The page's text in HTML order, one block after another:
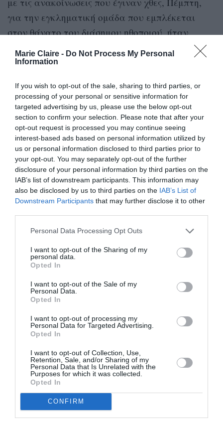
Marie Claire - Do Not Process My Personal
Information
If you wish to opt-out of the sale, sharing to third parties, or
processing of your personal or sensitive information for
targeted advertising by us, please use the below opt-out
section to confirm your selection. Please note that after your
opt-out request is processed you may continue seeing
interest-based ads based on personal information utilized by
us or personal information disclosed to third parties prior to
your opt-out. You may separately opt-out of the further
disclosure of your personal information by third parties on the
IAB’s list of downstream participants. This information may
also be disclosed by us to third parties on the IAB’s List of
Downstream Participants that may further disclose it to other
Personal Data Processing Opt Outs
I want to opt-out of the Sharing of my
personal data.
Opted In
I want to opt-out of the Sale of my
Personal Data.
Opted In
I want to opt-out of processing my
Personal Data for Targeted Advertising.
Opted In
I want to opt-out of Collection, Use,
Retention, Sale, and/or Sharing of my
Personal Data that Is Unrelated with the
Purposes for which it was collected.
Opted In
CONFIRM
για την εγκληματική ομάδα που εμπλέκεται
στον θάνατο του διάσημου ηθοποιού, ήταν
κεταμίνης.
@accesshollywoodU.S. Attorney Martin
Estrada reveals how the defendants charged
in#MatthewPerry ♬ original sound –
Access Hollywood
Σύμφωνα με τη δικογραφία που έχει
τουλάχιστον 27 δόσεις κεταμίνης στον Μάθιου
θάνατό του στις 28 Οκτωβρίου 2023. Ανάμεσα
σε αυτές και οι τρεις τελευταίες που σύμφωνα
με τους εισαγγελείς«οδήγησαν στον θάνατo
του ηθοποιού».
πηγή: protothema.gr
RELATED STORY